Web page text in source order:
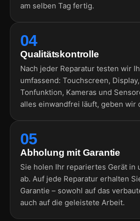
am selben Tag fertig.
04
Qualitätskontrolle
Nach jeder Reparatur testen wir
umfassend: Touchscreen,
Tonfunktion, Kameras und
alles einwandfrei läuft, geben wir
05
Abholung mit Garantie
Sie holen Ihr repariertes Gerät in
ab. Auf jede Reparatur erhalten
Garantie – sowohl auf das
auch auf die geleistete Arbeit.